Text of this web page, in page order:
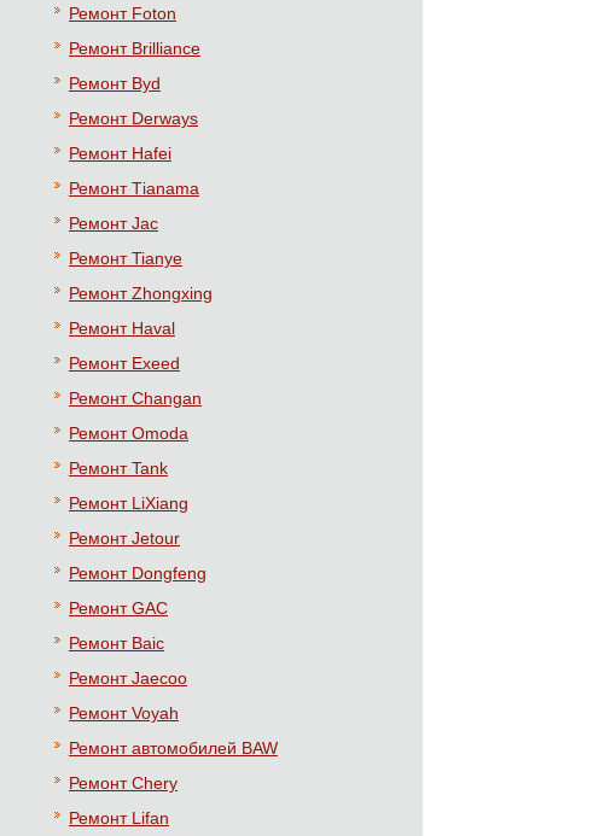
Ремонт Foton
Ремонт Brilliance
Ремонт Byd
Ремонт Derways
Ремонт Hafei
Ремонт Тianama
Ремонт Jac
Ремонт Tianye
Ремонт Zhongxing
Ремонт Haval
Ремонт Exeed
Ремонт Changan
Ремонт Omoda
Ремонт Tank
Ремонт LiXiang
Ремонт Jetour
Ремонт Dongfeng
Ремонт GAC
Ремонт Baic
Ремонт Jaecoo
Ремонт Voyah
Ремонт автомобилей BAW
Ремонт Chery
Ремонт Lifan